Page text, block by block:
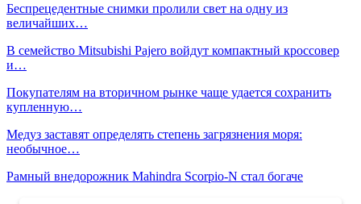
Беспрецедентные снимки пролили свет на одну из
величайших…
В семейство Mitsubishi Pajero войдут компактный кроссовер
и…
Покупателям на вторичном рынке чаще удается сохранить
купленную…
Медуз заставят определять степень загрязнения моря:
необычное…
Рамный внедорожник Mahindra Scorpio-N стал богаче